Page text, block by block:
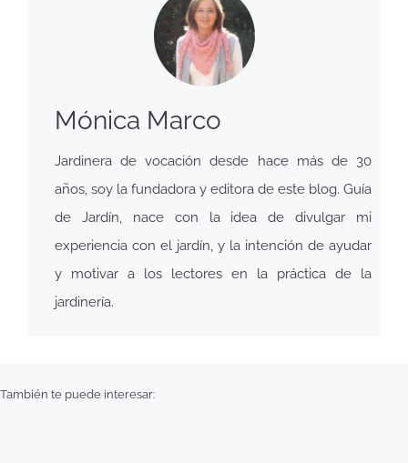
Mónica Marco
Jardinera de vocación desde hace más de 30
años, soy la fundadora y editora de este blog. Guía
de Jardín, nace con la idea de divulgar mi
experiencia con el jardín, y la intención de ayudar
y motivar a los lectores en la práctica de la
jardinería.
También te puede interesar: